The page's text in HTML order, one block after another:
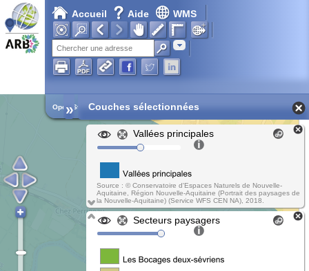
Accueil Aide WMS
Adresse
Chargement en cours...
Open Street Map
» Couches sélectionnées
Vallées principales
Source : © Conservatoire d'Espaces Naturels de Nouvelle-
Aquitaine, Région Nouvelle-Aquitaine (Portrait des paysages de
la Nouvelle-Aquitaine) (Service WFS CEN NA), 2018.
Secteurs paysagers